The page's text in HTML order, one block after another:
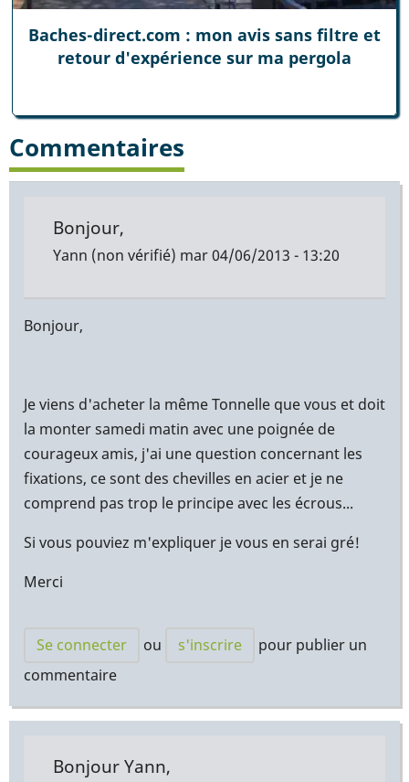
Baches-direct.com : mon avis sans filtre et
retour d'expérience sur ma pergola
Commentaires
Bonjour,
Yann (non vérifié) mar 04/06/2013 - 13:20
Bonjour,
Je viens d'acheter la même Tonnelle que vous et doit
la monter samedi matin avec une poignée de
courageux amis, j'ai une question concernant les
fixations, ce sont des chevilles en acier et je ne
comprend pas trop le principe avec les écrous...
Si vous pouviez m'expliquer je vous en serai gré!
Merci
Se connecter ou s'inscrire
pour publier un
commentaire
Bonjour Yann,